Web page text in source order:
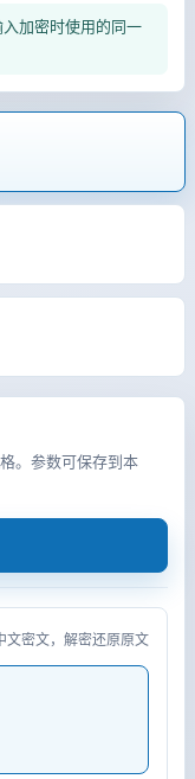
加密时使用的同一
。参数可保存到本
文密文，解密还原原文